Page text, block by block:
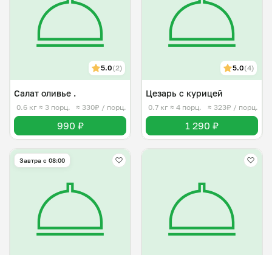
5.0(2)
Салат оливье .
0.6 кг ≈ 3 порц. ≈ 330₽ / порц.
990 ₽
5.0(4)
Цезарь с курицей
0.7 кг ≈ 4 порц. ≈ 323₽ / порц.
1 290 ₽
Завтра c 08:00